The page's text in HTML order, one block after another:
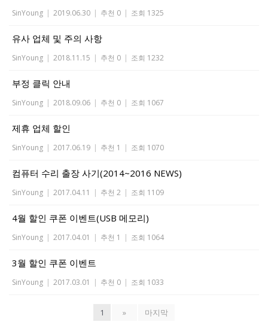
SinYoung | 2019.06.30 | 추천 0 | 조회 1325
유사 업체 및 주의 사항
SinYoung | 2018.11.15 | 추천 0 | 조회 1232
부정 클릭 안내
SinYoung | 2018.09.06 | 추천 0 | 조회 1067
제휴 업체 할인
SinYoung | 2017.06.19 | 추천 1 | 조회 1070
컴퓨터 수리 출장 사기(2014~2016 NEWS)
SinYoung | 2017.04.11 | 추천 2 | 조회 1109
4월 할인 쿠폰 이벤트(USB 메모리)
SinYoung | 2017.04.01 | 추천 1 | 조회 1064
3월 할인 쿠폰 이벤트
SinYoung | 2017.03.01 | 추천 0 | 조회 1033
1 » 마지막